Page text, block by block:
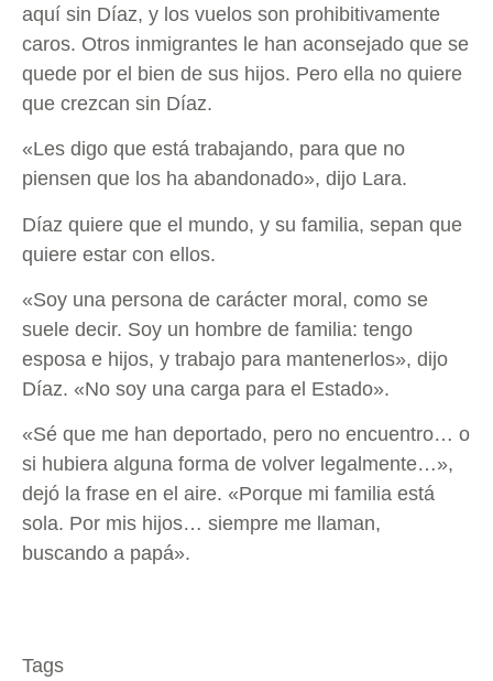
aquí sin Díaz, y los vuelos son prohibitivamente
caros. Otros inmigrantes le han aconsejado que se
quede por el bien de sus hijos. Pero ella no quiere
que crezcan sin Díaz.
«Les digo que está trabajando, para que no
piensen que los ha abandonado», dijo Lara.
Díaz quiere que el mundo, y su familia, sepan que
quiere estar con ellos.
«Soy una persona de carácter moral, como se
suele decir. Soy un hombre de familia: tengo
esposa e hijos, y trabajo para mantenerlos», dijo
Díaz. «No soy una carga para el Estado».
«Sé que me han deportado, pero no encuentro… o
si hubiera alguna forma de volver legalmente…»,
dejó la frase en el aire. «Porque mi familia está
sola. Por mis hijos… siempre me llaman,
buscando a papá».
Tags